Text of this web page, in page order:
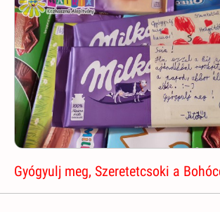
Gyógyulj meg, Szeretetcsoki a